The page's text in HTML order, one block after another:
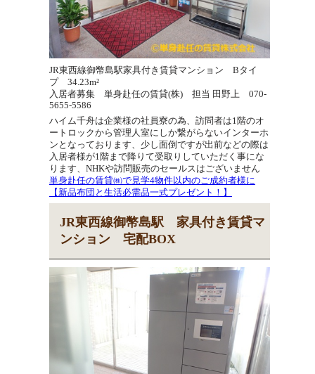
JR東西線御幣島駅家具付き賃貸マンション Bタイ
プ 34.23m²
入居者募集 単身赴任の賃貸(株) 担当 田野上 070-
5655-5586
ハイム千舟は企業様の社員寮の為、訪問者は1階のオ
ートロックから管理人室にしか繋がらないインターホ
ンとなっております、少し面倒ですが出前などの際は
入居者様が1階まで降りて受取りしていただく事にな
ります、NHKや訪問販売のセールスはございません
単身赴任の賃貸㈱で見学4物件以内のご成約者様に
【新品布団と生活必需品一式プレゼント！】
JR東西線御幣島駅 家具付き賃貸マ
ンション 宅配BOX